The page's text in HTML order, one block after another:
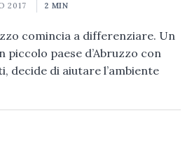
2017 2 MIN
comincia a differenziare. Un
piccolo paese d’Abruzzo con
decide di aiutare l’ambiente